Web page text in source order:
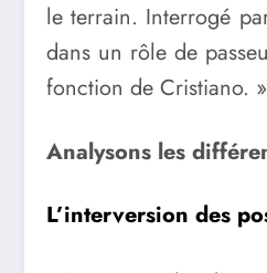
le terrain. Interrogé
dans un rôle de
fonction de Cristiano. »
Analysons les
L’interversion des